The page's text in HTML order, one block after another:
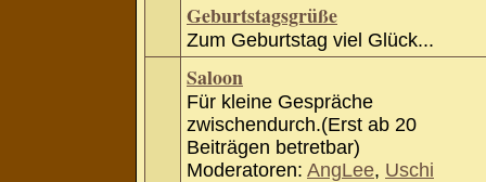
Geburtstagsgrüße
Zum Geburtstag viel Glück...
Saloon
Für kleine Gespräche
zwischendurch.(Erst ab 20
Beiträgen betretbar)
Moderatoren: AngLee, Uschi